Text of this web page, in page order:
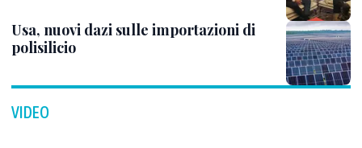
Usa, nuovi dazi sulle importazioni di
polisilicio
VIDEO